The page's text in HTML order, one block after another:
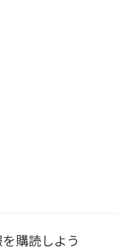
購読しよう